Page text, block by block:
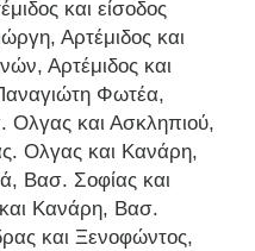
και είσοδος
Αρτέμιδος και
Αρτέμιδος και
Φωτέα,
Ολγας και Ασκληπιού,
Ολγας και Κανάρη,
Βασ. Σοφίας και
Κανάρη, Βασ.
και Ξενοφώντος,